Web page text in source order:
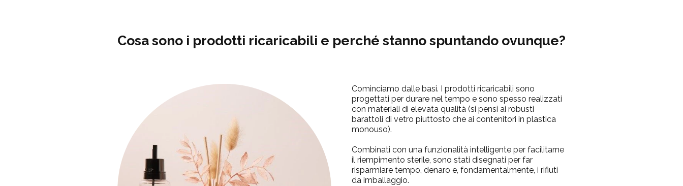
Cosa sono i prodotti ricaricabili e perché stanno spuntando ovunque?
Cominciamo dalle basi. I prodotti ricaricabili sono
progettati per durare nel tempo e sono spesso realizzati
con materiali di elevata qualità (si pensi ai robusti
barattoli di vetro piuttosto che ai contenitori in plastica
monouso).
Combinati con una funzionalità intelligente per facilitarne
il riempimento sterile, sono stati disegnati per far
risparmiare tempo, denaro e, fondamentalmente, i rifiuti
da imballaggio.